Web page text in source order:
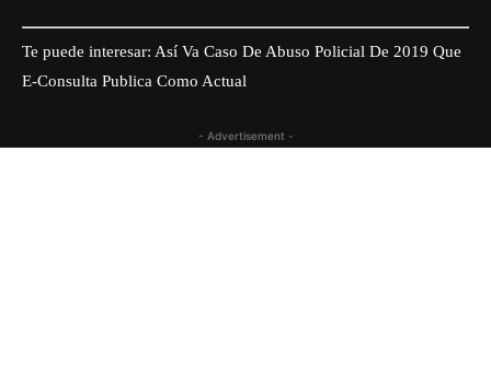
Te puede interesar: Así Va Caso De Abuso Policial De 2019 Que
E-Consulta Publica Como Actual
- Advertisement -